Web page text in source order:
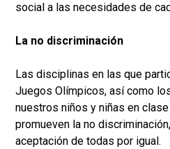
social a las necesidades de
La no discriminación
Las disciplinas en las que
Juegos Olímpicos, así como
nuestros niños y niñas en
promueven la no
aceptación de todas por igual.